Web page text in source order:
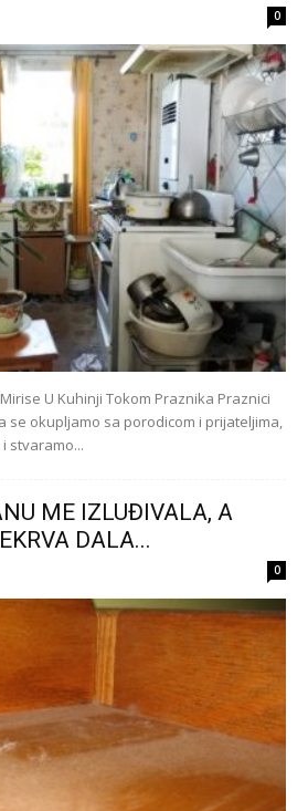
0
U Kuhinji Tokom Praznika Praznici
se okupljamo sa porodicom i prijateljima,
stvaramo...
ME IZLUĐIVALA, A
DALA...
0